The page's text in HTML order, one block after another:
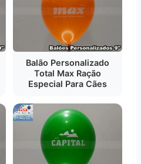
Balão Personalizado
Total Max Ração
Especial Para Cães